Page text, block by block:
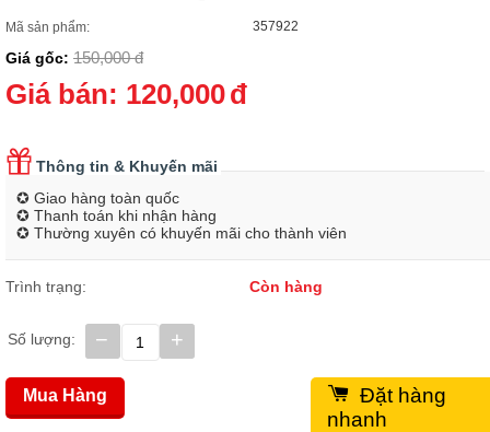
Mã sản phẩm: 357922
Giá gốc: 150,000 đ
Giá bán: 120,000đ
Thông tin & Khuyến mãi
✪ Giao hàng toàn quốc
✪ Thanh toán khi nhận hàng
✪ Thường xuyên có khuyến mãi cho thành viên
Trình trạng: Còn hàng
Số lượng: +
−
Mua Hàng
Đặt hàng
nhanh